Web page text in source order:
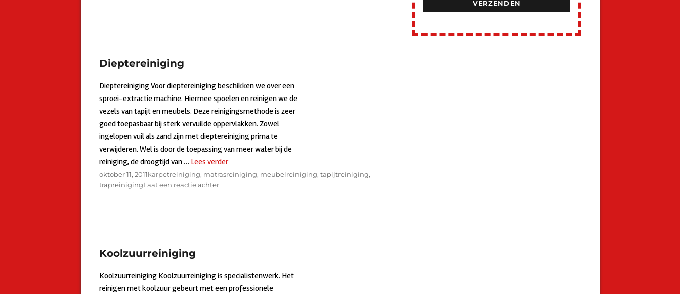
Dieptereiniging
Dieptereiniging Voor dieptereiniging beschikken we over een
sproei-extractie machine. Hiermee spoelen en reinigen we de
vezels van tapijt en meubels. Deze reinigingsmethode is zeer
goed toepasbaar bij sterk vervuilde oppervlakken. Zowel
ingelopen vuil als zand zijn met dieptereiniging prima te
verwijderen. Wel is door de toepassing van meer water bij de
reiniging, de droogtijd van … Lees verder“Dieptereiniging”
Geplaatst
op
oktober 11, 2011Categorieën
karpetreiniging, matrasreiniging, meubelreiniging, tapijtreiniging,
trapreinigingLaat een reactie achterop
Koolzuurreiniging
Koolzuurreiniging Koolzuurreiniging is specialistenwerk. Het
reinigen met koolzuur gebeurt met een professionele